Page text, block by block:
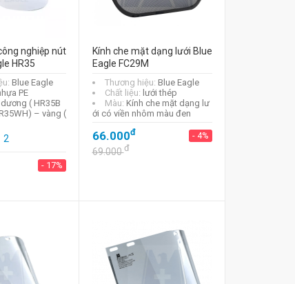
nghiệp nút
HR35
Blue Eagle
PE
( HR35B
– vàng (
2
- 17%
Kính che mặt dạng lưới Blue
Eagle FC29M
Thương hiệu: Blue Eagle
Chất liệu: lưới thép
Màu: Kính che mặt dạng lư
ới có viền nhôm màu đen
66.000đ - 4%
69.000đ